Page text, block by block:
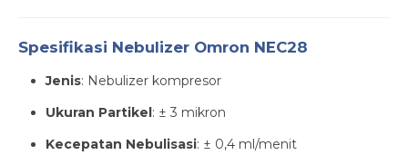
Spesifikasi Nebulizer Omron NEC28
Jenis: Nebulizer kompresor
Ukuran Partikel: ± 3 mikron
Kecepatan Nebulisasi: ± 0,4 ml/menit